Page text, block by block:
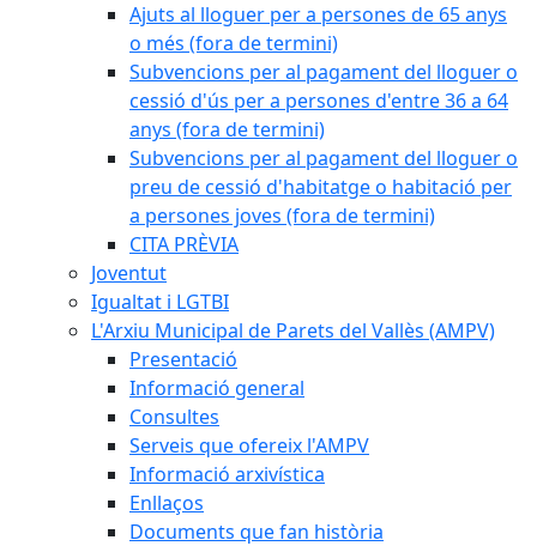
Ajuts al lloguer per a persones de 65 anys
o més (fora de termini)
Subvencions per al pagament del lloguer o
cessió d'ús per a persones d'entre 36 a 64
anys (fora de termini)
Subvencions per al pagament del lloguer o
preu de cessió d'habitatge o habitació per
a persones joves (fora de termini)
CITA PRÈVIA
Joventut
Igualtat i LGTBI
L'Arxiu Municipal de Parets del Vallès (AMPV)
Presentació
Informació general
Consultes
Serveis que ofereix l'AMPV
Informació arxivística
Enllaços
Documents que fan història